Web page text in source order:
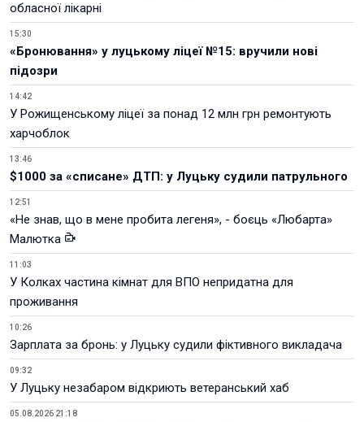
обласної лікарні
15:30
«Бронювання» у луцькому ліцеї №15: вручили нові
підозри
14:42
У Рожищенському ліцеї за понад 12 млн грн ремонтують
харчоблок
13:46
$1000 за «списане» ДТП: у Луцьку судили патрульного
12:51
«Не знав, що в мене пробита легеня», - боєць «Любарта»
Малютка
11:03
У Колках частина кімнат для ВПО непридатна для
проживання
10:26
Зарплата за бронь: у Луцьку судили фіктивного викладача
09:32
У Луцьку незабаром відкриють ветеранський хаб
05.08.2026 21:18